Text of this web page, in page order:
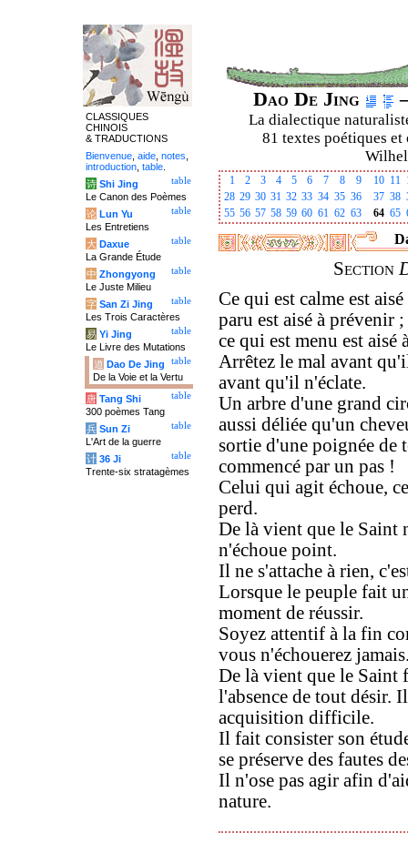
Dao De Jing
La dialectique
81 textes poétiques
1 2 3 4 5 6 7 8 9 10 11
28 29 30 31 32 33 34 35 36 37 38
55 56 57 58 59 60 61 62 63 64 65
Section
Ce qui est calme est
paru est aisé à prévenir
ce qui est menu est aisé
Arrêtez le mal avant
avant qu'il n'éclate.
Un arbre d'une grand
aussi déliée qu'un
sortie d'une poignée de
commencé par un pas !
Celui qui agit échoue,
perd.
De là vient que le Saint
n'échoue point.
Il ne s'attache à rien,
Lorsque le peuple fait
moment de réussir.
Soyez attentif à la fin
vous n'échouerez
De là vient que le Saint
l'absence de tout désir.
acquisition difficile.
Il fait consister son
se préserve des fautes
Il n'ose pas agir afin
nature.
CLASSIQUES
CHINOIS
& TRADUCTIONS
Bienvenue aide notes
introduction table
table
诗 Shi Jing
Le Canon des Poèmes
table
论 Lun Yu
Les Entretiens
table
大 Daxue
La Grande Étude
table
中 Zhongyong
Le Juste Milieu
table
字 San Zi Jing
Les Trois Caractères
table
易 Yi Jing
Le Livre des Mutations
table
道 Dao De Jing
De la Voie et la Vertu
table
唐 Tang Shi
300 poèmes Tang
table
兵 Sun Zi
L'Art de la guerre
table
计 36 Ji
Trente-six stratagèmes